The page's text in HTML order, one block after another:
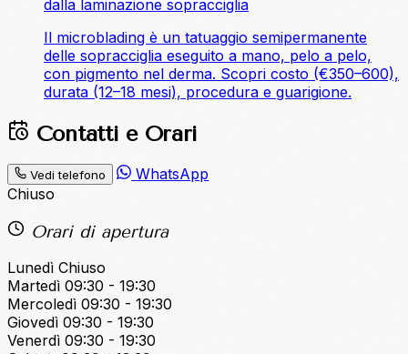
dalla laminazione sopracciglia
Il microblading è un tatuaggio semipermanente
delle sopracciglia eseguito a mano, pelo a pelo,
con pigmento nel derma. Scopri costo (€350–600),
durata (12–18 mesi), procedura e guarigione.
Contatti e Orari
Vedi telefono
WhatsApp
Chiuso
Orari di apertura
Lunedì Chiuso
Martedì 09:30 - 19:30
Mercoledì 09:30 - 19:30
Giovedì 09:30 - 19:30
Venerdì 09:30 - 19:30